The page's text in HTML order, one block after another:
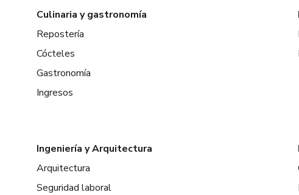
Culinaria y gastronomía
Repostería
Cócteles
Gastronomía
Ingresos
Ingeniería y Arquitectura
Arquitectura
Seguridad laboral